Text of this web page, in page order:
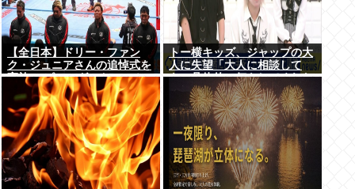
【全日本】ドリー・ファン
ク・ジュニアさんの追悼式を
実施 スピニング・トー・ホー
ルドも流れる
トー横キッズ、ジャップの大
人に失望「大人に相談して
も、具体的に何もしてくれな
い。結果的に傷つく。福祉は
自由が奪われる」